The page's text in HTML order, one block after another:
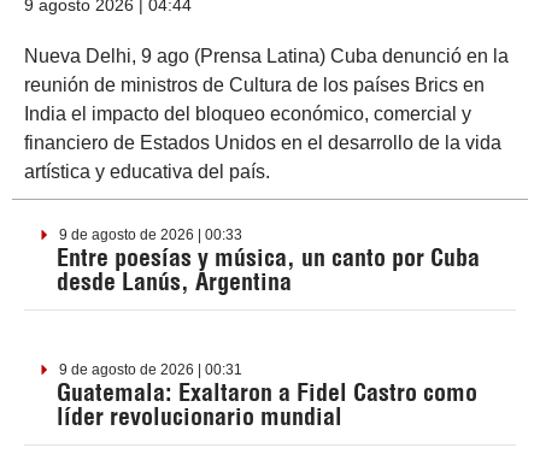
9 agosto 2026 | 04:44
Nueva Delhi, 9 ago (Prensa Latina) Cuba denunció en la
reunión de ministros de Cultura de los países Brics en
India el impacto del bloqueo económico, comercial y
financiero de Estados Unidos en el desarrollo de la vida
artística y educativa del país.
9 de agosto de 2026 | 00:33
Entre poesías y música, un canto por Cuba
desde Lanús, Argentina
9 de agosto de 2026 | 00:31
Guatemala: Exaltaron a Fidel Castro como
líder revolucionario mundial